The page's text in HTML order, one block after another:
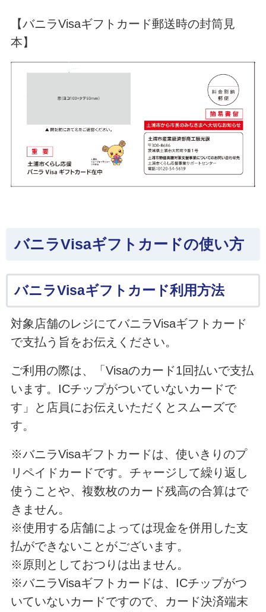
【バニラVisaギフトカード郵送時の封筒見
本】
バニラVisaギフトカードの使い方
バニラVisaギフトカード利用方法
対象店舗のレジにてバニラVisaギフトカード
で支払う旨をお伝えください。
ご利用の際は、「Visaのカード1回払いで支払
います。ICチップがついていないカードで
す」と店員にお伝えいただくとスムーズで
す。
※バニラVisaギフトカードは、使いきりのプ
リペイドカードです。チャージして繰り返し
使うことや、複数枚のカード残高の合算はで
きません。
※使用する店舗によっては現金を併用した支
払ができないことがございます。
※原則としておつりは出ません。
※バニラVisaギフトカードは、ICチップがつ
いていないカードですので、カード決済端末